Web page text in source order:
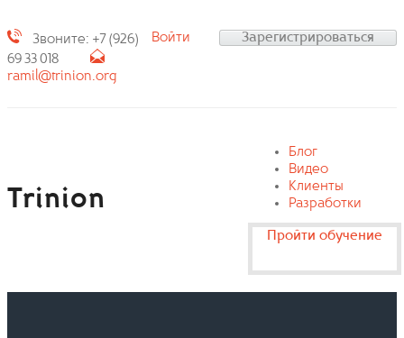
Звоните: +7 (926)
69 33 018
ramil@trinion.org
Войти Зарегистрироваться
Trinion
Блог
Видео
Клиенты
Разработки
Пройти обучение